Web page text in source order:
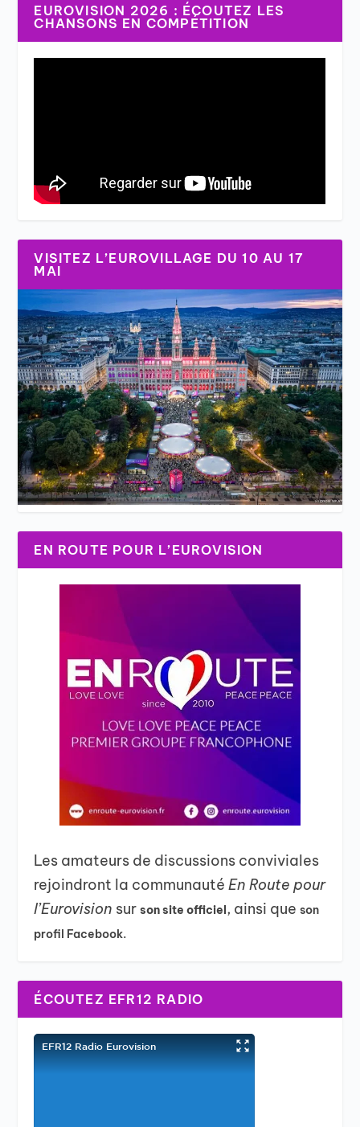
EUROVISION 2026 : ÉCOUTEZ LES
CHANSONS EN COMPÉTITION
VISITEZ L’EUROVILLAGE DU 10 AU 17
MAI
EN ROUTE POUR L’EUROVISION
Les amateurs de discussions conviviales
rejoindront la communautéEn Route pour
l’Eurovision surson site officiel, ainsi queson
profil Facebook.
ÉCOUTEZ EFR12 RADIO